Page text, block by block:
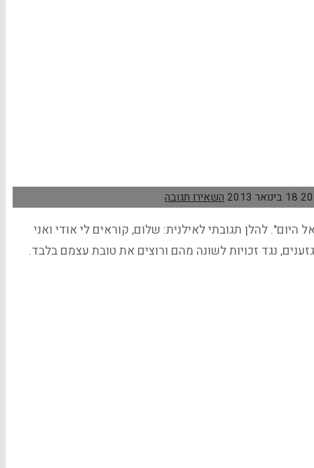
18 בינואר 2013 השאירו תגובה
היום". להלן תגובתי לאילנית: שלום, קוראים לי אודי ואני
נגד זכויות לשונה מהם ורוצים את טובת עצמם בלבד.